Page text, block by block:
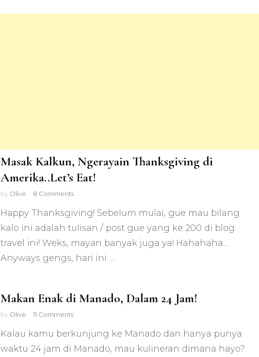
New
Masak Kalkun, Ngerayain Thanksgiving di
Amerika..Let’s Eat!
by Olive 8 Commentson
Kalkun,
Ngerayain
Thanksgiving
di
Eat!
Happy Thanksgiving! Sebelum mulai, gue mau bilang
kalo ini adalah tulisan / post gue yang ke 200 di blog
travel ini! Weks, mayan banyak juga ya! Hahahaha…
Anyways gengs, hari ini …
Makan Enak di Manado, Dalam 24 Jam!
by Olive 11 Commentson
Enak
Manado,
Kalau kamu berkunjung ke Manado dan hanya punya
waktu 24 jam di Manado, mau kulineran dimana hayo?